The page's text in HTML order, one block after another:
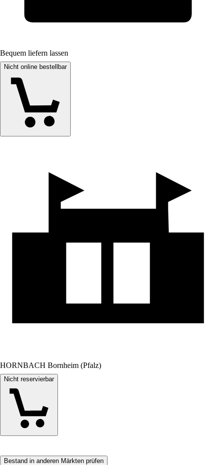
Bequem liefern lassen
Nicht online bestellbar
HORNBACH Bornheim (Pfalz)
Nicht reservierbar
Bestand in anderen Märkten prüfen